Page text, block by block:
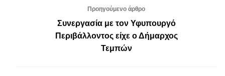
Προηγούμενο άρθρο
Συνεργασία με τον Υφυπουργό
Περιβάλλοντος είχε ο Δήμαρχος
Τεμπών